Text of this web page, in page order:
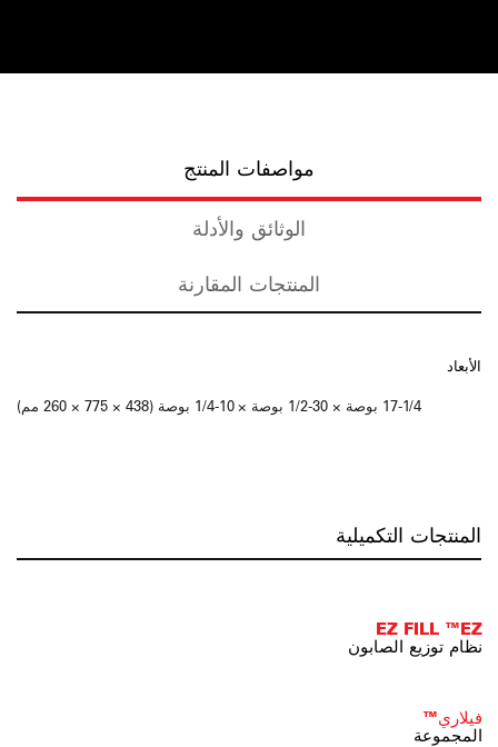
مواصفات المنتج
الوثائق والأدلة
المنتجات المقارنة
الأبعاد
17-1/4 بوصة × 30-1/2 بوصة × 10-1/4 بوصة (438 × 775 × 260 مم )
المنتجات التكميلية
EZ FILL ™EZ
نظام توزيع الصابون
فيلاري™
المجموعة